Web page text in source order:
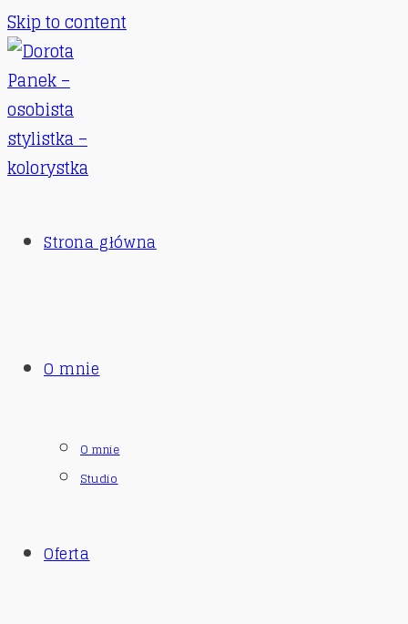
Skip to content
Strona główna
O mnie
O mnie
Studio
Oferta